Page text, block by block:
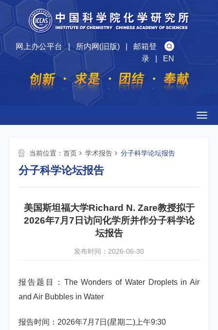
网上办公平台|所内网(旧版)| 邮箱登
录| EN
当前位置： 首页 学术报告 分子科学论坛报告
分子科学论坛报告
美国斯坦福大学Richard N. Zare教授拟于
2026年7月7日访问化学所并作分子科学论
坛报告
发布时间：2026-06-30
报告题目： The Wonders of Water Droplets in Air
and Air Bubbles in Water
报告时间：2026年7月7日(星期二)上午9:30